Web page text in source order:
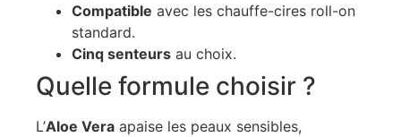
Compatible avec les chauffe-cires roll-on
standard.
Cinq senteurs au choix.
Quelle formule choisir ?
L’Aloe Vera apaise les peaux sensibles,